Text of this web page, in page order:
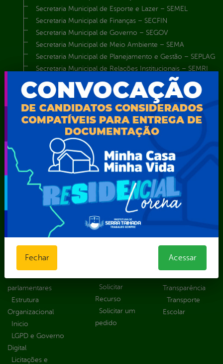
Secretaria Municipal de Esporte e Lazer – SEMEL
Secretaria Municipal de Finanças – SECFIN
Secretaria Municipal de Governo – SEGOV
Secretaria Municipal de Meio Ambiente – SEMA
Secretaria Municipal de Planejamento e Gestão – SEPLAG
Secretaria Municipal de Relações Institucionais – SEMRI
Secretaria Municipal de Saúde – SMS
Secretaria Municipal de Serviços Públicos – SEMUSP
Superintendência de Trânsito e Transportes de Serra
Talhada-STTRANS
Transparência, Fiscalização e Controle
Portal da
Transparência
Educação
Atos normativos
Central de Dúvidas
parlamentares
Estrutura
Organizacional
Inicio
LGPD e Governo
Digital
Licitações e
E-sic
Como
solicitar
Consulte sua
Solicitação
Decretos
Estatísticas
Formulários
Solicitar
Recurso
Solicitar um
pedido
Outros
Serviços
Carta de
Serviços
E-sic
Autenticidade
Transparência
Transporte
Escolar
Fechar Acessar